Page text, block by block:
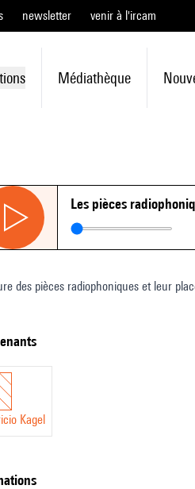
newsletter venir à l'ircam
Médiathèque
Les pièces
des pièces radiophoniques et leur
Kagel